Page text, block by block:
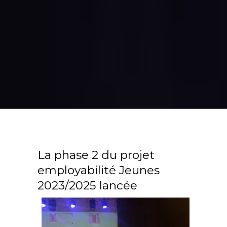
La phase 2 du projet
employabilité Jeunes
2023/2025 lancée